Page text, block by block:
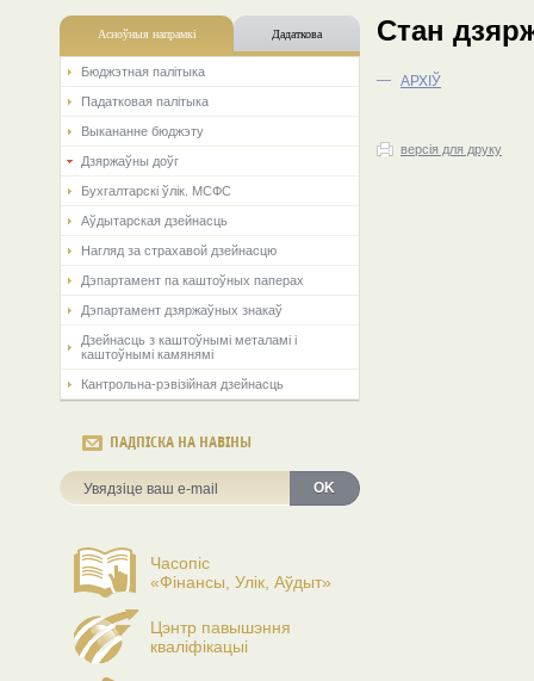
Асноўныя напрамкi Дадаткова
Бюджэтная палiтыка
Падатковая палітыка
Выкананне бюджэту
Дзяржаўны доўг
Бухгалтарскі ўлік. МСФС
Аўдытарская дзейнасць
Нагляд за страхавой дзейнасцю
Дэпартамент па каштоўных паперах
Дэпартамент дзяржаўных знакаў
Дзейнасць з каштоўнымі металамі і
каштоўнымі камянямі
Кантрольна-рэвізійная дзейнасць
ПАДПІСКА НА НАВІНЫ
OK
Часопіс
«Фінансы, Улік, Аўдыт»
Цэнтр павышэння
кваліфікацыі
Стан
—АРХIЎ
версія для друку